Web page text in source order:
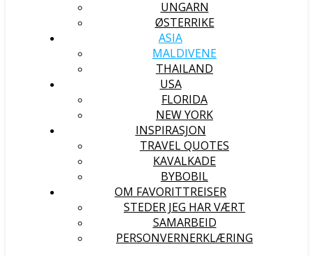
UNGARN
ØSTERRIKE
ASIA
MALDIVENE
THAILAND
USA
FLORIDA
NEW YORK
INSPIRASJON
TRAVEL QUOTES
KAVALKADE
BYBOBIL
OM FAVORITTREISER
STEDER JEG HAR VÆRT
SAMARBEID
PERSONVERNERKLÆRING